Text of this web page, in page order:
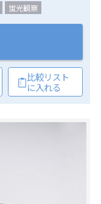
蛍光観察
比較リスト
に入れる